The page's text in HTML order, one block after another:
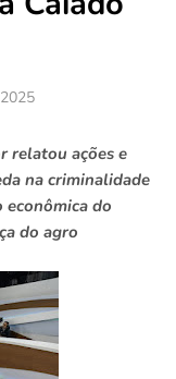
relatou ações e
na criminalidade
econômica do
do agro